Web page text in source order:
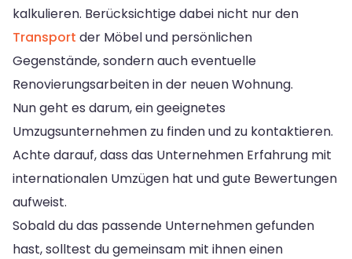
kalkulieren. Berücksichtige dabei nicht nur den
Transport der Möbel und persönlichen
Gegenstände, sondern auch eventuelle
Renovierungsarbeiten in der neuen Wohnung.
Nun geht es darum, ein geeignetes
Umzugsunternehmen zu finden und zu kontaktieren.
Achte darauf, dass das Unternehmen Erfahrung mit
internationalen Umzügen hat und gute Bewertungen
aufweist.
Sobald du das passende Unternehmen gefunden
hast, solltest du gemeinsam mit ihnen einen